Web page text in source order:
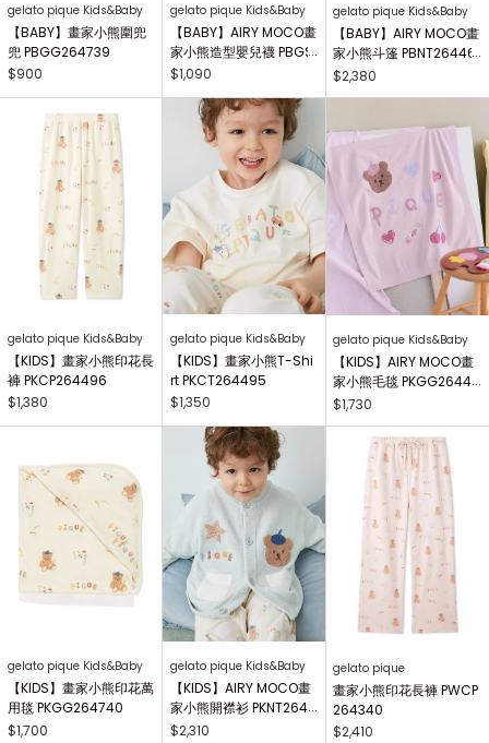
gelato pique Kids&Baby
【BABY】畫家小熊圍兜
兜 PBGG264739
$900
gelato pique Kids&Baby
【BABY】AIRY MOCO畫
家小熊造型嬰兒襪 PBGS
264415
$1,090
gelato pique Kids&Baby
【BABY】AIRY MOCO畫
家小熊斗篷 PBNT26446
4
$2,380
gelato pique Kids&Baby
【KIDS】畫家小熊印花長
褲 PKCP264496
$1,380
gelato pique Kids&Baby
【KIDS】畫家小熊T-Shi
rt PKCT264495
$1,350
gelato pique Kids&Baby
【KIDS】AIRY MOCO畫
家小熊毛毯 PKGG26441
7
$1,730
gelato pique Kids&Baby
【KIDS】畫家小熊印花萬
用毯 PKGG264740
$1,700
gelato pique Kids&Baby
【KIDS】AIRY MOCO畫
家小熊開襟衫 PKNT2644
63
$2,310
gelato pique
畫家小熊印花長褲 PWCP
264340
$2,410